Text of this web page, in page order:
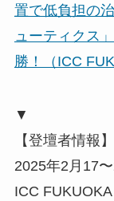
置で低負担の
ューティクス
勝！（ICC
▼
【登壇者情報】
2025年2月17
ICC